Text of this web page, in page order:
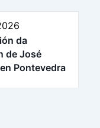
da
de José
Pontevedra